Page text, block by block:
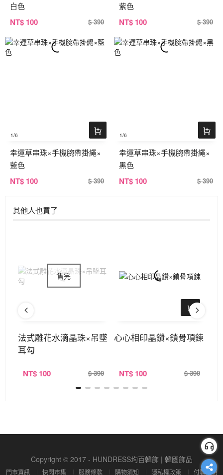
白色
NT$ 100 $ 390
紫色
NT$ 100 $ 390
1/6
幸運草串珠×手機腕帶掛繩×
藍色
NT$ 100 $ 390
1/6
幸運草串珠×手機腕帶掛繩×
黑色
NT$ 100 $ 390
其他人也買了
法式雕花水滴晶珠×吊墜
耳勾
NT$ 100 $ 390
心心相印晶鑽×鎖骨項鍊
NT$ 100 $ 390
Copyright © 2017 - HUNDRESS均百韓飾 | 韓國飾品
門市資訊 快閃市集 服務條款 購物須知 隱私權政策 付款說明